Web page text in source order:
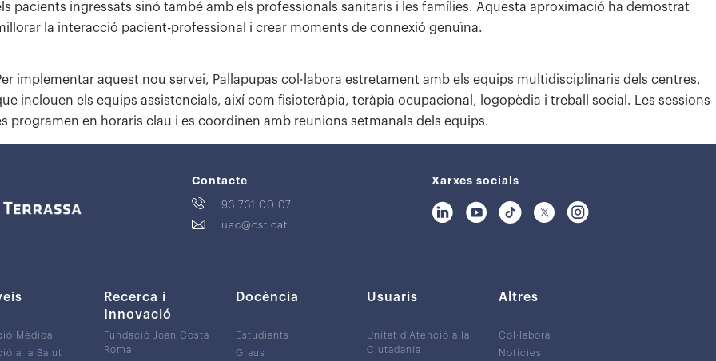
pacients ingressats sinó també amb els professionals sanitaris i les famílies. Aquesta aproximació ha demostrat
la interacció pacient-professional i crear moments de connexió genuïna.
implementar aquest nou servei, Pallapupas col·labora estretament amb els equips multidisciplinaris dels centres,
inclouen els equips assistencials, així com fisioteràpia, teràpia ocupacional, logopèdia i treball social. Les sessions
programen en horaris clau i es coordinen amb reunions setmanals dels equips.
Contacte
93 731 00 07
uac@cst.cat
Xarxes socials
Mèdica
a la Salut
Recerca i
Innovació
Fundació Joan Costa
Roma
Docència
Estudiants
Graus
Usuaris
Unitat d’Atenció a la
Ciutadania
Altres
Col·labora
Notícies